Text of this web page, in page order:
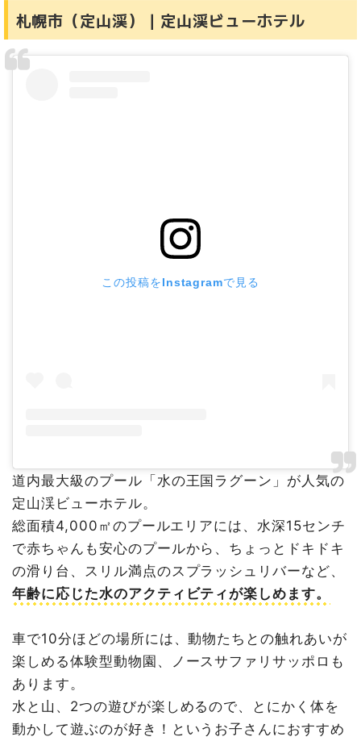
札幌市（定山渓）｜定山渓ビューホテル
この投稿をInstagramで見る
道内最大級のプール「水の王国ラグーン」が人気の
定山渓ビューホテル。
総面積4,000㎡のプールエリアには、水深15センチ
で赤ちゃんも安心のプールから、ちょっとドキドキ
の滑り台、スリル満点のスプラッシュリバーなど、
年齢に応じた水のアクティビティが楽しめます。
車で10分ほどの場所には、動物たちとの触れあいが
楽しめる体験型動物園、ノースサファリサッポロも
あります。
水と山、2つの遊びが楽しめるので、とにかく体を
動かして遊ぶのが好き！というお子さんにおすすめ